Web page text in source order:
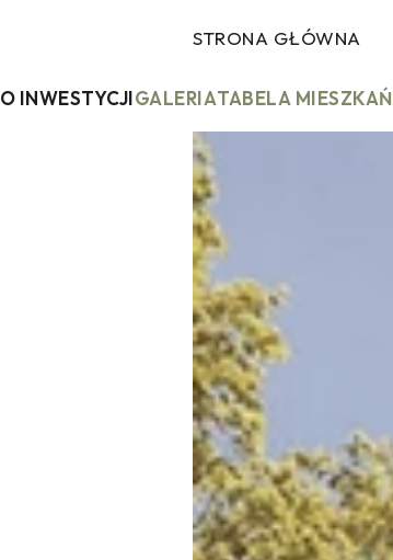
STRONA GŁÓWNA
O INWESTYCJIGALERIATABELA MIESZKAŃ